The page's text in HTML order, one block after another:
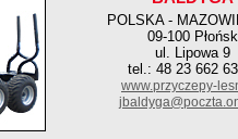
POLSKA -
09-100 Płońsk
ul. Lipowa 9
tel.: 48 23 662
www.przyczepy-